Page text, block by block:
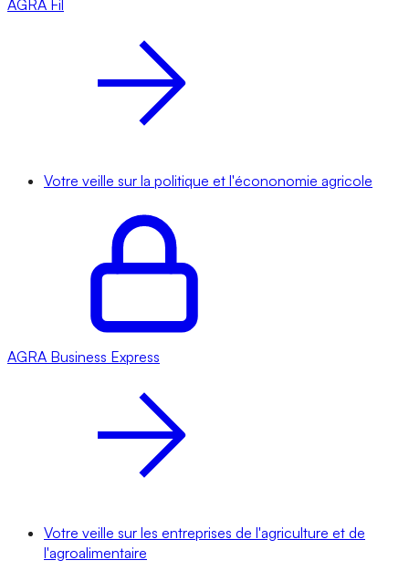
AGRA Fil
Votre veille sur la politique et l'écononomie agricole
AGRA Business Express
Votre veille sur les entreprises de l'agriculture et de
l'agroalimentaire